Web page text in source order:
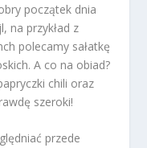
początek dnia
na przykład z
polecamy sałatkę
A co na obiad?
chili oraz
szeroki!
przede